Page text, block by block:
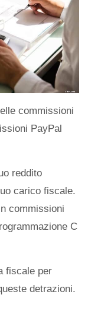
commissioni
PayPal
reddito
carico fiscale.
commissioni
C
fiscale per
detrazioni.